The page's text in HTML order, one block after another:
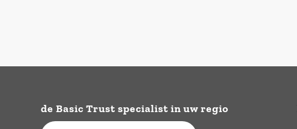
de Basic Trust specialist in uw regio